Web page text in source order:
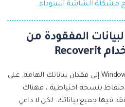
مشكلة الشاشة السوداء.
البيانات المفقودة من
يمكن أن تؤدي إعادة تثبيت Windows إلى فقدان بياناتك الهامة. على
بنسخة احتياطية ، فهناك
فيها جميع بياناتك. لكن لا داعي